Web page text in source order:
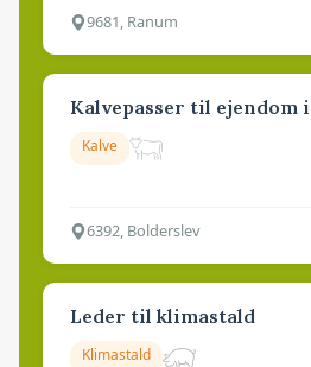
9681, Ranum
Kalvepasser til ejendom
Kalve
6392, Bolderslev
Leder til klimastald
Klimastald